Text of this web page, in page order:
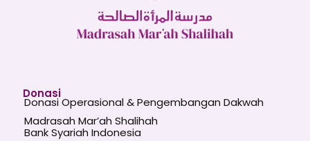
Donasi
Donasi Operasional & Pengembangan Dakwah
Madrasah Mar’ah Shalihah
Bank Syariah Indonesia